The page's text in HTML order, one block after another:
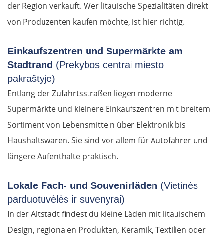
der Region verkauft. Wer litauische Spezialitäten direkt
von Produzenten kaufen möchte, ist hier richtig.
Einkaufszentren und Supermärkte am
Stadtrand (Prekybos centrai miesto
pakraštyje)
Entlang der Zufahrtsstraßen liegen moderne
Supermärkte und kleinere Einkaufszentren mit breitem
Sortiment von Lebensmitteln über Elektronik bis
Haushaltswaren. Sie sind vor allem für Autofahrer und
längere Aufenthalte praktisch.
Lokale Fach- und Souvenirläden (Vietinės
parduotuvėlės ir suvenyrai)
In der Altstadt findest du kleine Läden mit litauischem
Design, regionalen Produkten, Keramik, Textilien oder